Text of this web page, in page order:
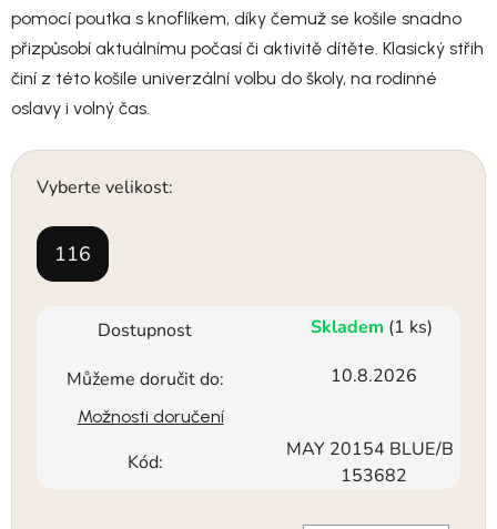
pomocí poutka s knoflíkem, díky čemuž se košile snadno
přizpůsobí aktuálnímu počasí či aktivitě dítěte. Klasický střih
činí z této košile univerzální volbu do školy, na rodinné
oslavy i volný čas.
Vyberte velikost:
116
Dostupnost Skladem (1 ks)
Můžeme doručit do: 10.8.2026
Možnosti doručení
Kód:
MAY 20154 BLUE/B
153682